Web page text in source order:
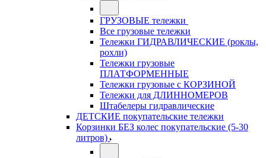
ГРУЗОВЫЕ тележки
Все грузовые тележки
Тележки ГИДРАВЛИЧЕСКИЕ (роклы,
рохли)
Тележки грузовые
ПЛАТФОРМЕННЫЕ
Тележки грузовые с КОРЗИНОЙ
Тележки для ДЛИННОМЕРОВ
Штабелеры гидравлические
ДЕТСКИЕ покупательские тележки
Корзинки БЕЗ колес покупательские (5-30
литров)